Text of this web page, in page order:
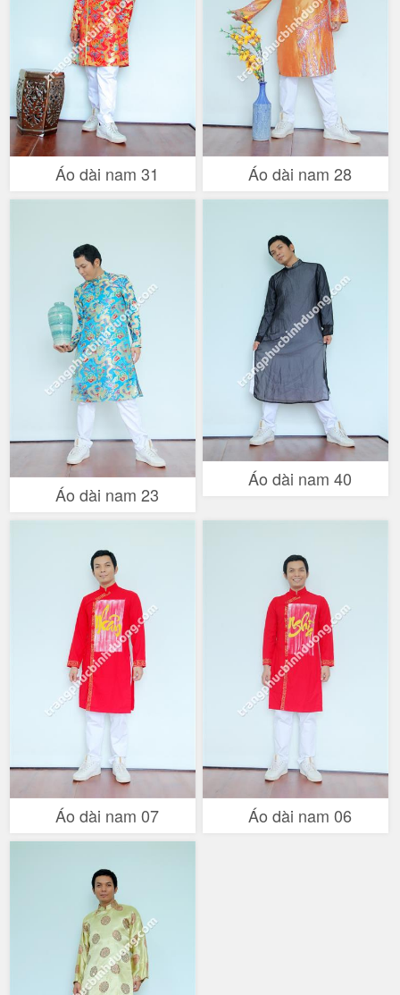
Áo dài nam 31 Áo dài nam 28
Áo dài nam 23
Áo dài nam 40
Áo dài nam 07 Áo dài nam 06